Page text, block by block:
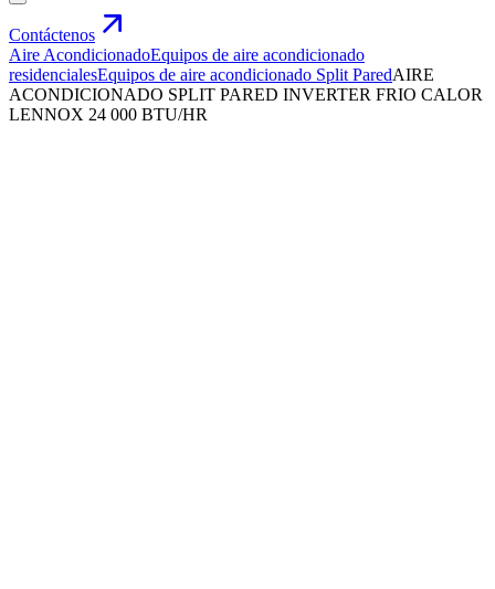
Contáctenos
Aire AcondicionadoEquipos de aire acondicionado
residencialesEquipos de aire acondicionado Split ParedAIRE
ACONDICIONADO SPLIT PARED INVERTER FRIO CALOR
LENNOX 24 000 BTU/HR